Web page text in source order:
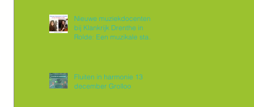
Nieuwe muziekdocenten
bij Klankrijk Drenthe in
Rolde: Een muzikale start
Fluiten in harmonie 13
december Grolloo